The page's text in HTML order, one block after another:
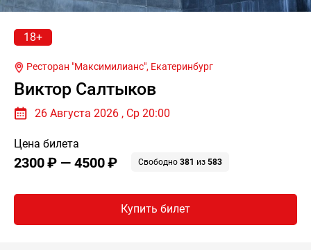
18+
Ресторан "Максимилианс", Екатеринбург
Виктор Салтыков
26 Августа 2026 , Ср 20:00
Цена билета
2300 ₽ — 4500 ₽ Свободно381 из583
Купить билет